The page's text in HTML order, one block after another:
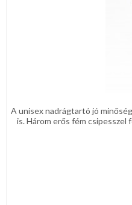
A unisex nadrágtartó jó
is. Három erős fém csipesszel